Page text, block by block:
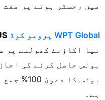
میں رجسٹر ہونے پر
WPT Global پرومو کوڈ
نیا اکاؤنٹ کھولنے پر
بونس کا
ہے۔